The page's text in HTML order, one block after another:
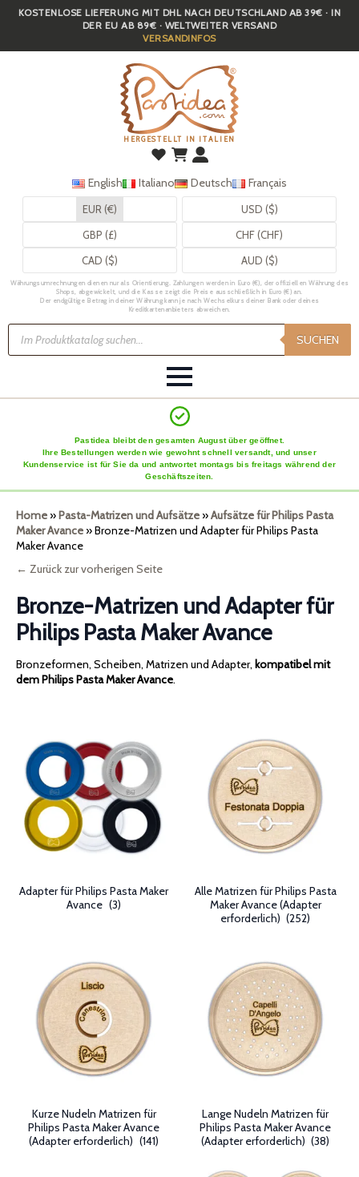
Skip
KOSTENLOSE LIEFERUNG MIT DHL NACH DEUTSCHLAND AB 39€ · IN
DER EU AB 89€ · WELTWEITER VERSAND
VERSANDINFOS
HERGESTELLT IN ITALIEN
English Italiano Deutsch Français
EUR (€)
USD ($)
GBP (£)
CHF (CHF)
CAD ($)
AUD ($)
Währungsumrechnungen dienen nur als Orientierung. Zahlungen werden in Euro (€), der offiziellen Währung des
Shops, abgewickelt, und die Kasse zeigt die Preise ausschließlich in Euro (€) an.
Der endgültige Betrag in deiner Währung kann je nach Wechselkurs deiner Bank oder deines
Kreditkartenanbieters abweichen.
Products
search SUCHEN
Pastidea bleibt den gesamten August über geöffnet.
Ihre Bestellungen werden wie gewohnt schnell versandt, und unser
Kundenservice ist für Sie da und antwortet montags bis freitags während der
Geschäftszeiten.
Home»Pasta-Matrizen und Aufsätze»Aufsätze für Philips Pasta
Maker Avance»Bronze-Matrizen und Adapter für Philips Pasta
Maker Avance
← Zurück zur vorherigen Seite
Bronze-Matrizen und Adapter für
Philips Pasta Maker Avance
Bronzeformen, Scheiben, Matrizen und Adapter, kompatibel mit
dem Philips Pasta Maker Avance.
Adapter für Philips Pasta Maker
Avance (3)
Alle Matrizen für Philips Pasta
Maker Avance (Adapter
erforderlich) (252)
Kurze Nudeln Matrizen für
Philips Pasta Maker Avance
(Adapter erforderlich) (141)
Lange Nudeln Matrizen für
Philips Pasta Maker Avance
(Adapter erforderlich) (38)